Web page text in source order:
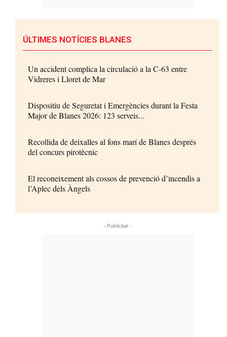
ÚLTIMES NOTÍCIES BLANES
Un accident complica la circulació a la C-63 entre
Vidreres i Lloret de Mar
Dispositiu de Seguretat i Emergències durant la Festa
Major de Blanes 2026: 123 serveis...
Recollida de deixalles al fons marí de Blanes després
del concurs pirotècnic
El reconeixement als cossos de prevenció d’incendis a
l’Aplec dels Àngels
- Publicitat -